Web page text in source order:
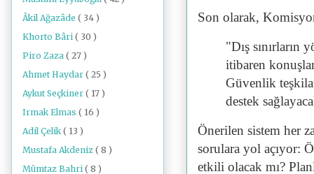
Son olarak,
"Dış
itibaren
Güvenlik
destek
Önerilen sistem her
sorulara yol açıyor:
etkili olacak mı?
Âkil Ağazâde ( 34 )
Khorto Bâri ( 30 )
Piro Zaza ( 27 )
Ahmet Haydar ( 25 )
Aykut Seçkiner ( 17 )
Irmak Elmas ( 16 )
Adil Çelik ( 13 )
Mustafa Akdeniz ( 8 )
Mümtaz Bahri ( 8 )